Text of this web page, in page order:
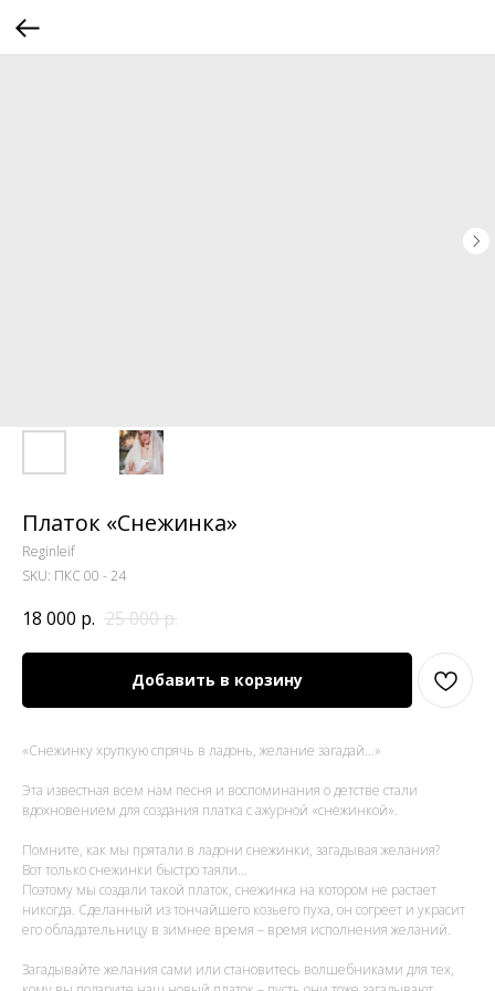
Платок «Снежинка»
Reginleif
SKU: ПКС 00 - 24
18 000 р. 25 000р.
Добавить в корзину
«Снежинку хрупкую спрячь в ладонь, желание загадай…»
Эта известная всем нам песня и воспоминания о детстве стали
вдохновением для создания платка с ажурной «снежинкой».
Помните, как мы прятали в ладони снежинки, загадывая желания?
Вот только снежинки быстро таяли…
Поэтому мы создали такой платок, снежинка на котором не растает
никогда. Сделанный из тончайшего козьего пуха, он согреет и украсит
его обладательницу в зимнее время – время исполнения желаний.
Загадывайте желания сами или становитесь волшебниками для тех,